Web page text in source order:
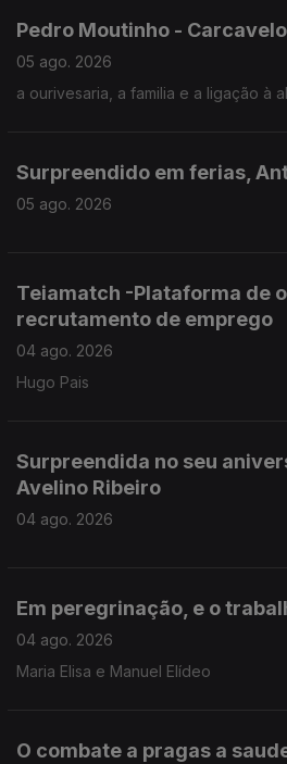
Pedro Moutinho -
05 ago. 2026
a ourivesaria, a familia e a ligação à
Surpreendido em ferias,
05 ago. 2026
Teiamatch -Plataforma de
recrutamento de emprego
04 ago. 2026
Hugo Pais
Surpreendida no seu
Avelino Ribeiro
04 ago. 2026
Em peregrinação, e o
04 ago. 2026
Maria Elisa e Manuel Elídeo
O combate a pragas a